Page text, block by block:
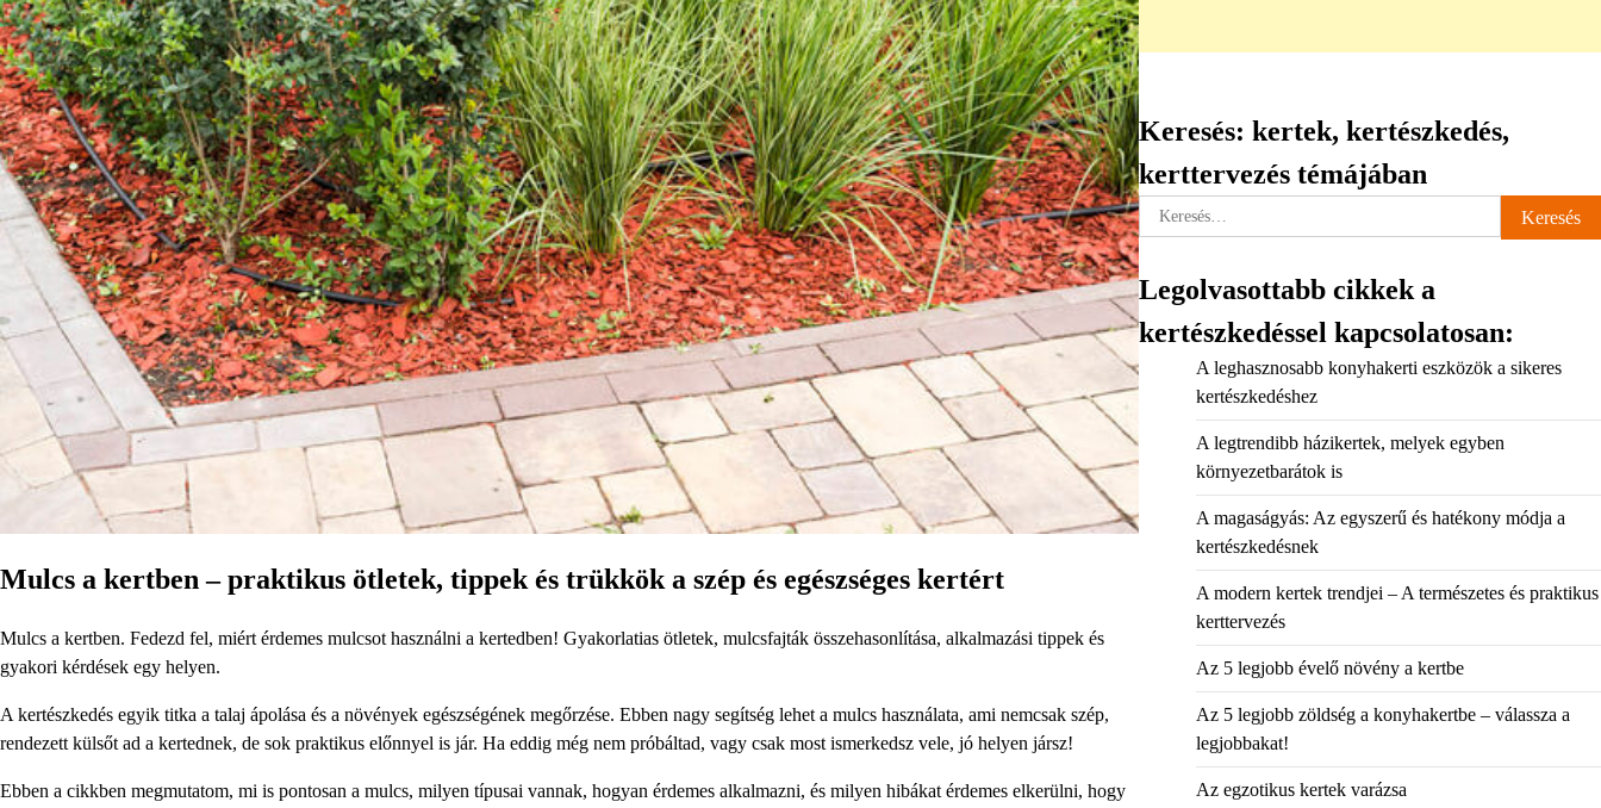
Mulcs a kertben – praktikus ötletek, tippek és trükkök a szép és egészséges kertért
Mulcs a kertben. Fedezd fel, miért érdemes mulcsot használni a kertedben! Gyakorlatias ötletek, mulcsfajták összehasonlítása, alkalmazási tippek és
gyakori kérdések egy helyen.
A kertészkedés egyik titka a talaj ápolása és a növények egészségének megőrzése. Ebben nagy segítség lehet a mulcs használata, ami nemcsak szép,
rendezett külsőt ad a kertednek, de sok praktikus előnnyel is jár. Ha eddig még nem próbáltad, vagy csak most ismerkedsz vele, jó helyen jársz!
Ebben a cikkben megmutatom, mi is pontosan a mulcs, milyen típusai vannak, hogyan érdemes alkalmazni, és milyen hibákat érdemes elkerülni, hogy
Keresés: kertek, kertészkedés,
kerttervezés témájában
Keresés:
Legolvasottabb cikkek a
kertészkedéssel kapcsolatosan:
A leghasznosabb konyhakerti eszközök a sikeres
kertészkedéshez
A legtrendibb házikertek, melyek egyben
környezetbarátok is
A magaságyás: Az egyszerű és hatékony módja a
kertészkedésnek
A modern kertek trendjei – A természetes és praktikus
kerttervezés
Az 5 legjobb évelő növény a kertbe
Az 5 legjobb zöldség a konyhakertbe – válassza a
legjobbakat!
Az egzotikus kertek varázsa